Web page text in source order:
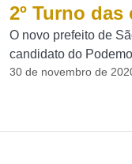
2º Turno das
O novo prefeito de
candidato do
30 de novembro de